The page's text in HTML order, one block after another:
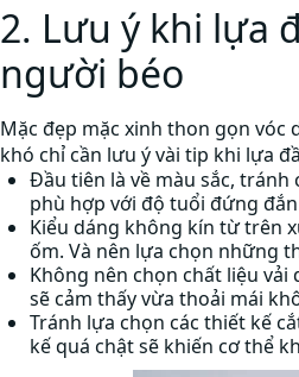
2. Lưu ý khi lựa
người béo
Mặc đẹp mặc xinh thon gọn vóc
khó chỉ cần lưu ý vài tip khi lựa
Đầu tiên là về màu sắc,
phù hợp với độ tuổi đứng
Kiểu dáng không kín từ trên
ốm. Và nên lựa chọn những
Không nên chọn chất liệu
sẽ cảm thấy vừa thoải mái
Tránh lựa chọn các thiết kế
kế quá chật sẽ khiến cơ thể